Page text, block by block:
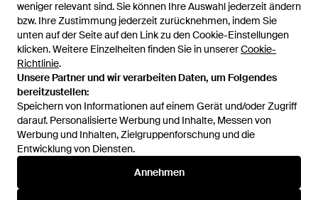
weniger relevant sind. Sie können Ihre Auswahl jederzeit ändern
bzw. Ihre Zustimmung jederzeit zurücknehmen, indem Sie
unten auf der Seite auf den Link zu den Cookie-Einstellungen
klicken. Weitere Einzelheiten finden Sie in unsererCookie-
Richtlinie.
Unsere Partner und wir verarbeiten Daten, um Folgendes
bereitzustellen:
Speichern von Informationen auf einem Gerät und/oder Zugriff
darauf. Personalisierte Werbung und Inhalte, Messen von
Werbung und Inhalten, Zielgruppenforschung und die
Entwicklung von Diensten.
Annehmen
weniger relevant sind. Sie können Ihre Auswahl jederzeit ändern
bzw. Ihre Zustimmung jederzeit zurücknehmen, indem Sie
unten auf der Seite auf den Link zu den Cookie-Einstellungen
klicken. Weitere Einzelheiten finden Sie in unsererCookie-
Richtlinie.
Unsere Partner und wir verarbeiten Daten, um Folgendes
bereitzustellen:
Speichern von Informationen auf einem Gerät und/oder Zugriff
darauf. Personalisierte Werbung und Inhalte, Messen von
Werbung und Inhalten, Zielgruppenforschung und die
Entwicklung von Diensten.
Annehmen
International